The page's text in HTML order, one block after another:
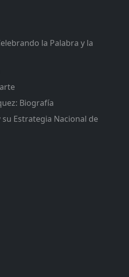
la Palabra y la
Biografía
Estrategia Nacional de